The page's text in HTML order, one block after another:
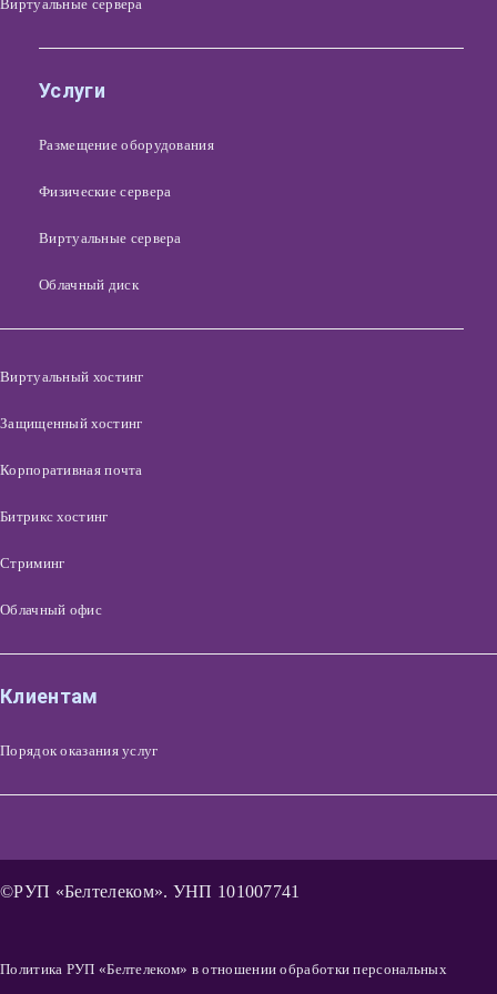
Виртуальные сервера
Услуги
Размещение оборудования
Физические сервера
Виртуальные сервера
Облачный диск
Виртуальный хостинг
Защищенный хостинг
Корпоративная почта
Битрикс хостинг
Стриминг
Облачный офис
Клиентам
Порядок оказания услуг
©РУП «Белтелеком». УНП 101007741
Политика РУП «Белтелеком» в отношении обработки персональных